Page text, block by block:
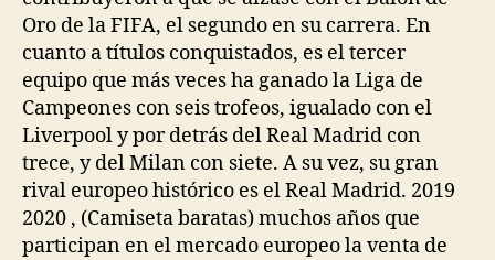
Oro de la FIFA, el segundo en su carrera. En
cuanto a títulos conquistados, es el tercer
equipo que más veces ha ganado la Liga de
Campeones con seis trofeos, igualado con el
Liverpool y por detrás del Real Madrid con
trece, y del Milan con siete. A su vez, su gran
rival europeo histórico es el Real Madrid. 2019
2020 , (Camiseta baratas) muchos años que
participan en el mercado europeo la venta de